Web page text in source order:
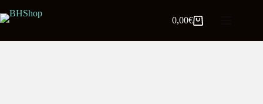
0,00€